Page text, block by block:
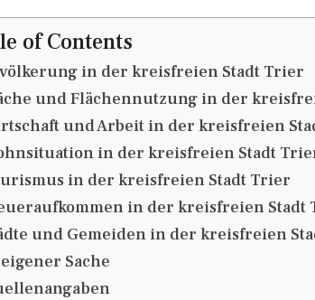
of Contents
in der kreisfreien Stadt Trier
und Flächennutzung in der
und Arbeit in der kreisfreien
in der kreisfreien Stadt
in der kreisfreien Stadt Trier
in der kreisfreien Stadt
und Gemeiden in der kreisfreien
Sache